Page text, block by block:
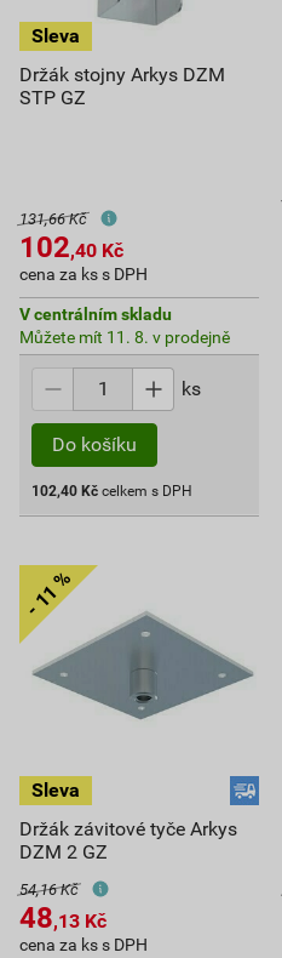
Držák stojny Arkys DZM
STP GZ
131,66 Kč
102,40 Kč
cena za ks s DPH
V centrálním skladu
Můžete mít 11. 8. v prodejně
ks
Do košíku
102,40 Kč celkem s DPH
Držák závitové tyče Arkys
DZM 2 GZ
54,16 Kč
48,13 Kč
cena za ks s DPH